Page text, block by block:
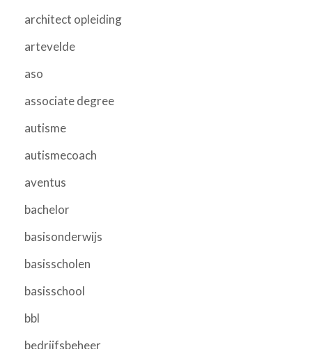
architect opleiding
artevelde
aso
associate degree
autisme
autismecoach
aventus
bachelor
basisonderwijs
basisscholen
basisschool
bbl
bedrijfsbeheer